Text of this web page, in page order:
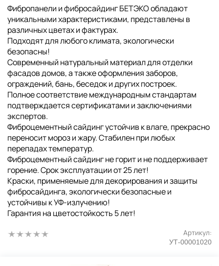
Фибропанели и фибросайдинг БЕТЭКО обладают
уникальными характеристиками, представлены в
различных цветах и фактурах.
Подходят для любого климата, экологически
безопасны!
Современный натуральный материал для отделки
фасадов домов, а также оформления заборов,
ограждений, бань, беседок и других построек.
Полное соответствие международным стандартам
подтверждается сертификатами и заключениями
экспертов.
Фиброцементный сайдинг устойчив к влаге, прекрасно
переносит мороз и жару. Стабилен при любых
перепадах температур.
Фиброцементный сайдинг не горит и не поддерживает
горение. Срок эксплуатации от 25 лет!
Краски, применяемые для декорирования и защиты
фибросайдинга, экологически безопасные и
устойчивы к УФ-излучению!
Гарантия на цветостойкость 5 лет!
Артикул:
УТ-00001020